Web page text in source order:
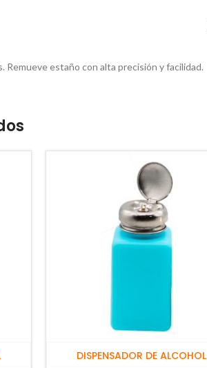
Remueve estaño con alta precisión y facilidad.
DISPENSADOR DE ALCOHOL